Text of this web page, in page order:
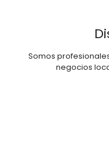
Somos
negocios